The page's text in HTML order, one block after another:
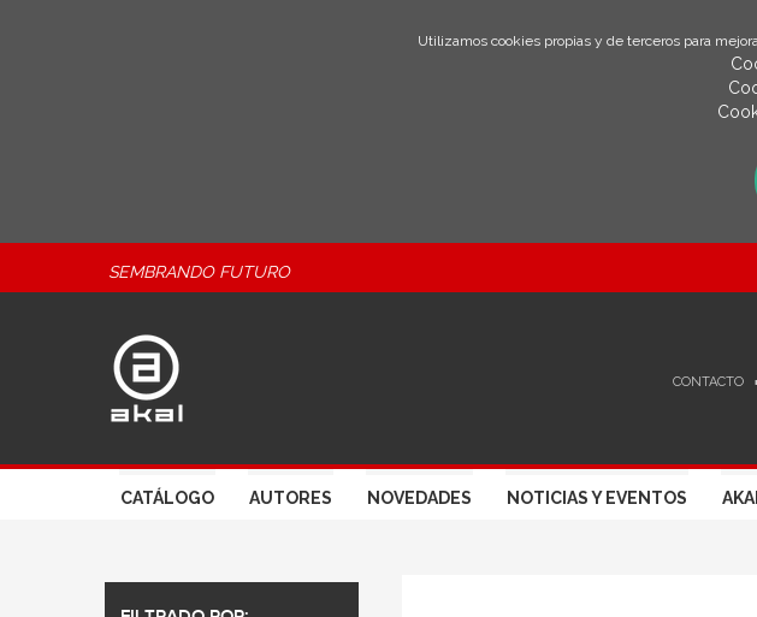
Utilizamos cookies propias y de terceros para
SEMBRANDO FUTURO
CONTACTO
CATÁLOGO AUTORES NOVEDADES NOTICIAS Y EVENTOS